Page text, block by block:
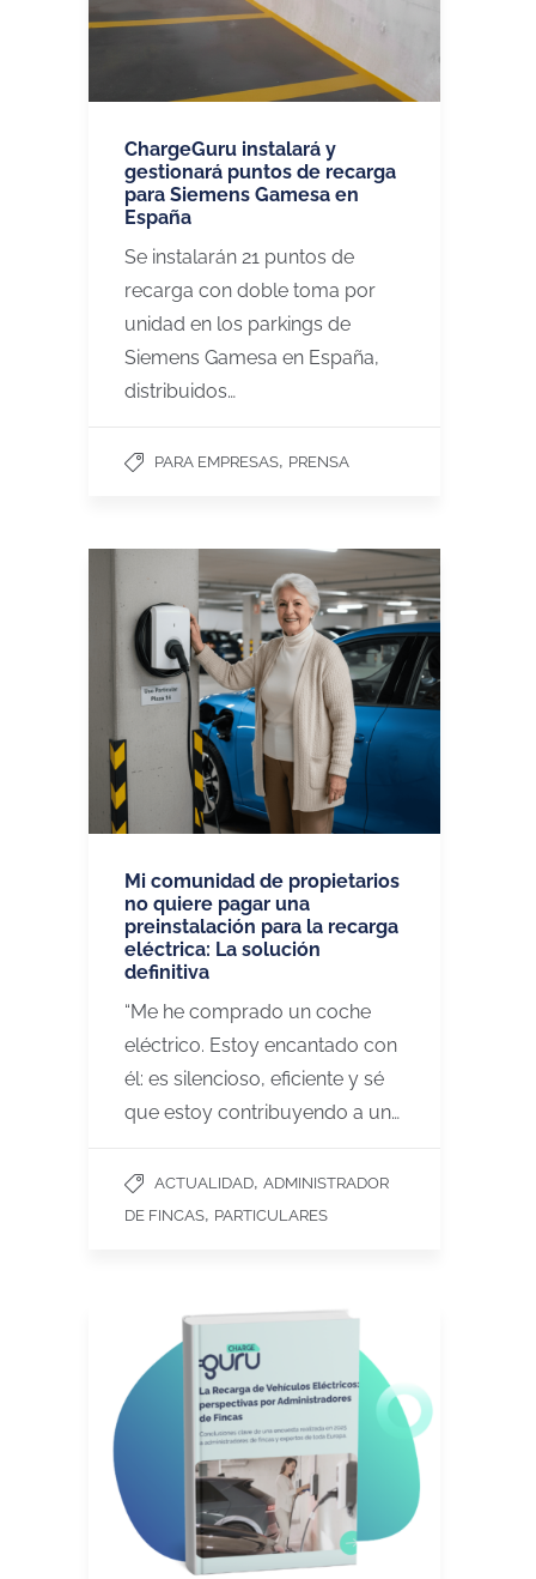
ChargeGuru instalará y
gestionará puntos de recarga
para Siemens Gamesa en
España
Se instalarán 21 puntos de
recarga con doble toma por
unidad en los parkings de
Siemens Gamesa en España,
distribuidos…
PARA EMPRESAS, PRENSA
Mi comunidad de propietarios
no quiere pagar una
preinstalación para la recarga
eléctrica: La solución
definitiva
“Me he comprado un coche
eléctrico. Estoy encantado con
él: es silencioso, eficiente y sé
que estoy contribuyendo a un…
ACTUALIDAD, ADMINISTRADOR
DE FINCAS, PARTICULARES